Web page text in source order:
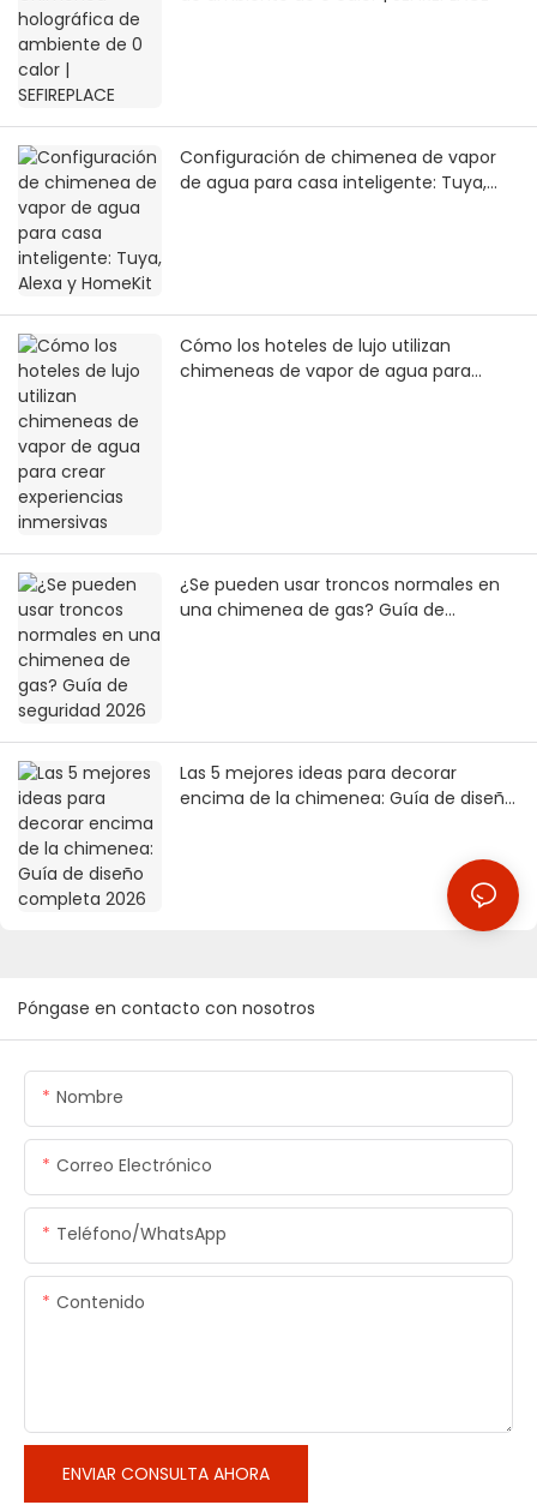
Configuración de chimenea de vapor
de agua para casa inteligente: Tuya,
Cómo los hoteles de lujo utilizan
chimeneas de vapor de agua para
¿Se pueden usar troncos normales en
una chimenea de gas? Guía de
Las 5 mejores ideas para decorar
encima de la chimenea: Guía de diseño
Póngase en contacto con nosotros
Nombre
Correo Electrónico
Teléfono/WhatsApp
Contenido
ENVIAR CONSULTA AHORA